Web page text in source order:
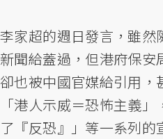
李家超的週日發言，雖然
新聞給蓋過，但港府保安
卻也被中國官媒給引用
「港人示威＝恐怖主義
了『反恐』」等一系列